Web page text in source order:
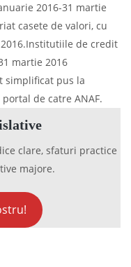
2016-31 martie
casete de valori, cu
de credit
martie 2016
simplificat pus la
de catre ANAF.
clare, sfaturi practice
majore.